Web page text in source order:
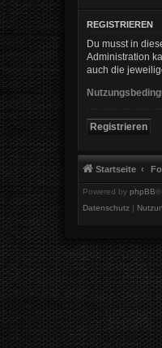
REGISTRIEREN
Du musst in
Administration
auch die
Registrieren
Startseite
Powered by phpBB®
Datenschutz |